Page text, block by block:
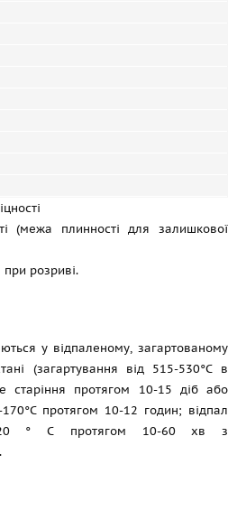
(межа плинності для залишкової
розриві.
у відпаленому, загартованому
(загартування від 515-530°С в
старіння протягом 10-15 діб або
протягом 10-12 годин; відпал
420 ° С протягом 10-60 хв з